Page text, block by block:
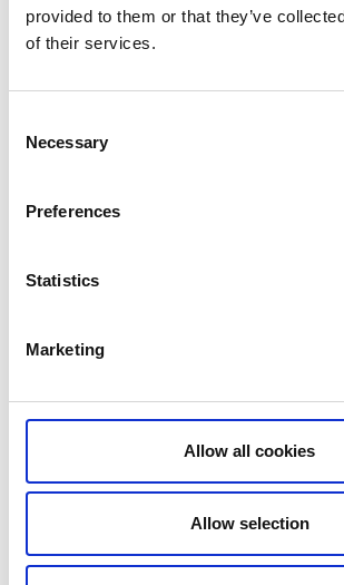
provided to them or that they’ve
of their services.
Selection
Necessary
Preferences
Statistics
Marketing
Allow all cookies
Allow selection
Samarbetet i den här gruppen har
år och vi riktar oss mot barnfamiljer i
filmannonsering. Under 2018 skedde
delen av annonseringen analogt.
en foliering av en av MTR Express
bordsbrickor täckta med
fokus på digital kommunikation.